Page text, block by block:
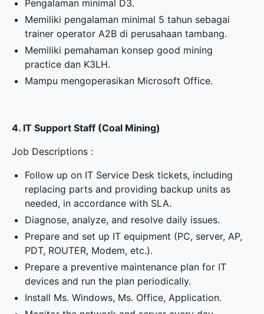
Pengalaman minimal D3.
Memiliki pengalaman minimal 5 tahun sebagai
trainer operator A2B di perusahaan tambang.
Memiliki pemahaman konsep good mining
practice dan K3LH.
Mampu mengoperasikan Microsoft Office.
4. IT Support Staff (Coal Mining)
Job Descriptions :
Follow up on IT Service Desk tickets, including
replacing parts and providing backup units as
needed, in accordance with SLA.
Diagnose, analyze, and resolve daily issues.
Prepare and set up IT equipment (PC, server, AP,
PDT, ROUTER, Modem, etc.).
Prepare a preventive maintenance plan for IT
devices and run the plan periodically.
Install Ms. Windows, Ms. Office, Application.